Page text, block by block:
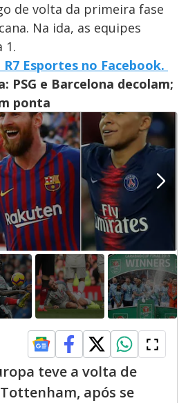
de volta da primeira fase
Na ida, as equipes
1.
Esportes no Facebook.
PSG e Barcelona decolam;
ponta
teve a volta de
após se